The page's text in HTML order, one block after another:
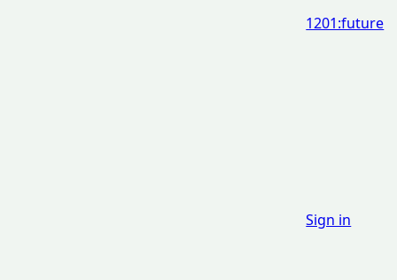
1201:future
Sign in